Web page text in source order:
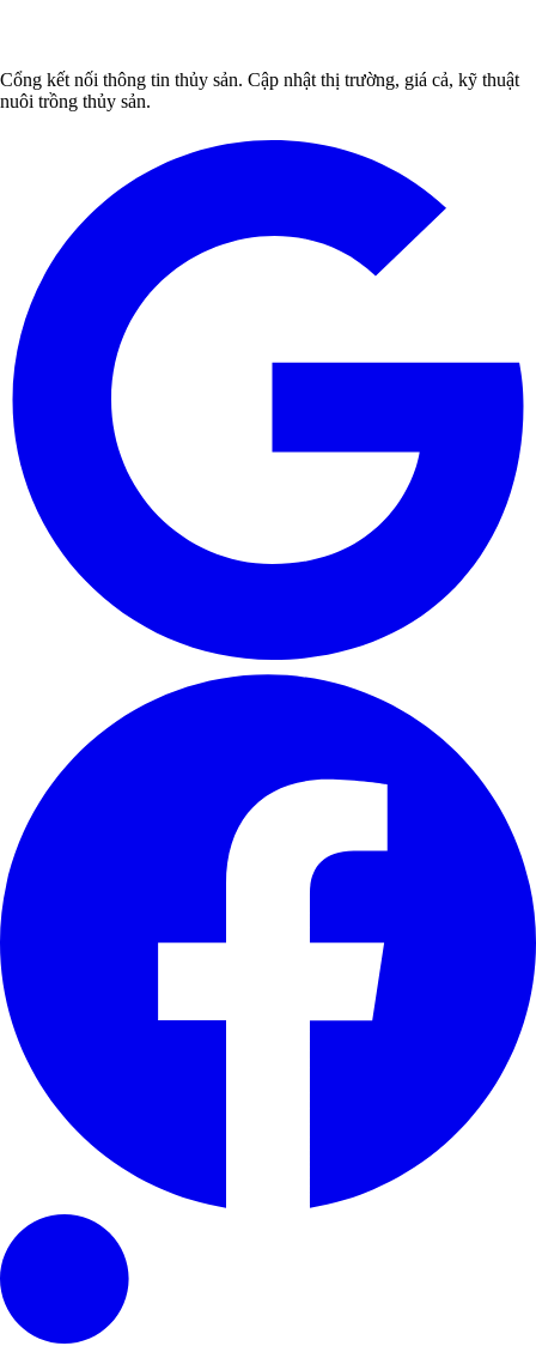
Cổng kết nối thông tin thủy sản. Cập nhật thị trường, giá cả, kỹ thuật
nuôi trồng thủy sản.